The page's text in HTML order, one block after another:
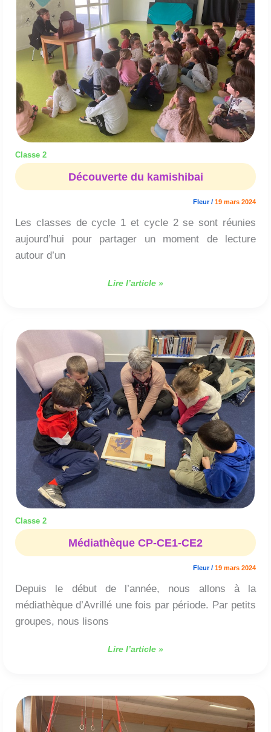
Classe 2
Découverte du kamishibai
Fleur/ 19 mars 2024
Les classes de cycle 1 et cycle 2 se sont réunies
aujourd’hui pour partager un moment de lecture
autour d’un
Lire l’article »
Classe 2
Médiathèque CP-CE1-CE2
Fleur/ 19 mars 2024
Depuis le début de l’année, nous allons à la
médiathèque d’Avrillé une fois par période. Par petits
groupes, nous lisons
Médiathèque
CE1-
CE2
Lire l’article »
Gymnastique
CP-
CE1-